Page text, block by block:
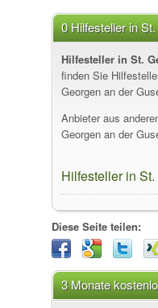
0 Hilfesteller in
Hilfesteller in St.
finden Sie
Georgen an der
Anbieter aus
Georgen an der
Hilfesteller in
Diese Seite teilen:
3 Monate